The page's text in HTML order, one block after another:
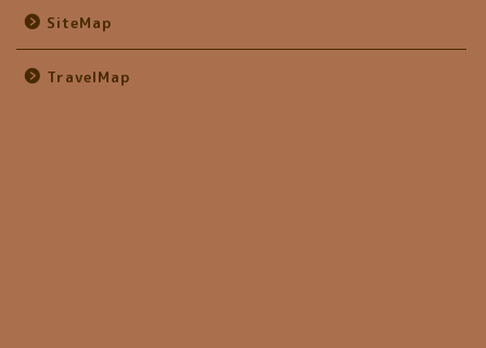
SiteMap
TravelMap